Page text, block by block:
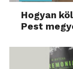
Hogyan
Pest